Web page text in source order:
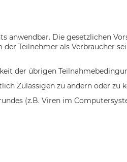
anwendbar. Die gesetzlichen
Teilnehmer als Verbraucher
der übrigen
Zulässigen zu ändern oder zu
(z.B. Viren im